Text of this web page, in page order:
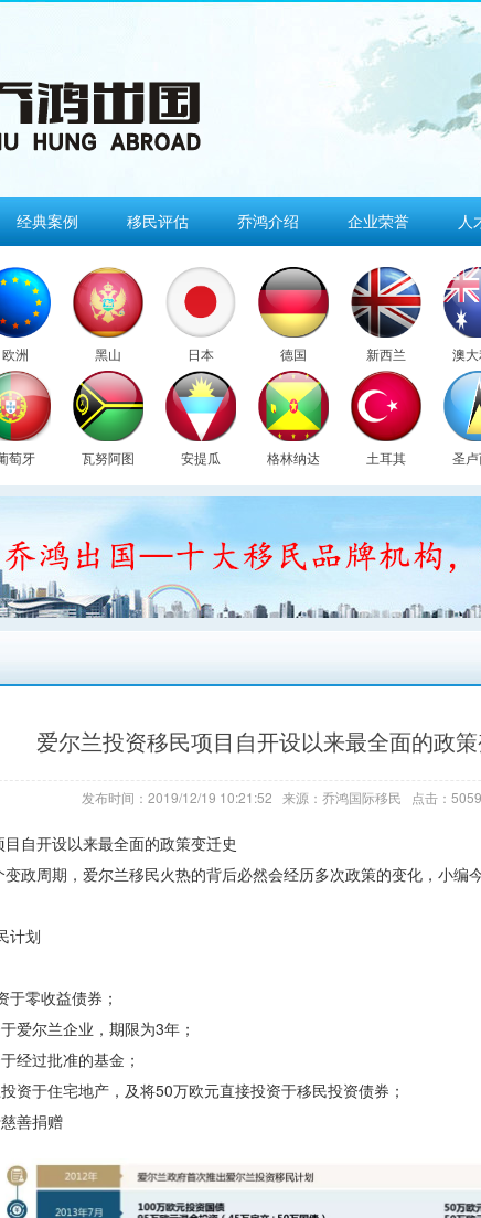
经典案例 移民评估 乔鸿介绍 企业荣誉 人
欧洲 黑山 日本 德国 新西兰 澳
萄牙 瓦努阿图 安提瓜 格林纳达 土耳其 圣
爱尔兰投资移民项目自开设以来最全面的政
发布时间：2019/12/19 10:21:52 来源：乔鸿国际移民 点击：
自开设以来最全面的政策变迁史
政周期，爱尔兰移民火热的背后必然会经历多次政策的变化，小编
计划
零收益债券；
爱尔兰企业，期限为3年；
经过批准的基金；
资于住宅地产，及将50万欧元直接投资于移民投资债券；
善捐赠